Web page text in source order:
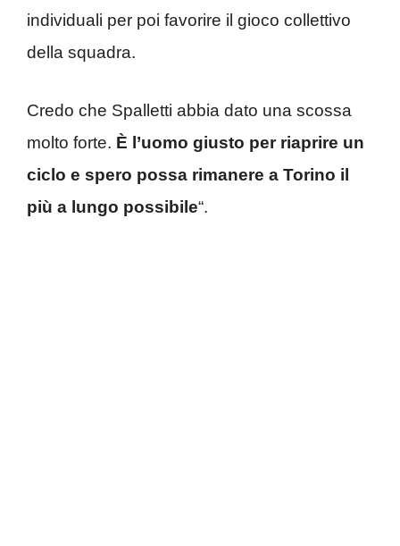
individuali per poi favorire il gioco collettivo
della squadra.
Credo che Spalletti abbia dato una scossa
molto forte. È l’uomo giusto per riaprire un
ciclo e spero possa rimanere a Torino il
più a lungo possibile“.